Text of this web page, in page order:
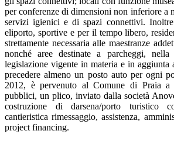
per conferenze di dimensioni non inferiore a
servizi igienici e di spazi connettivi.
eliporto, sportive e per il tempo libero,
strettamente necessaria alle maestranze
nonché aree destinate a parcheggi,
legislazione vigente in materia e in aggiunta
precedere almeno un posto auto per ogni
2012, è pervenuto al Comune di Praia
pubblici, un plico, inviato dalla società
costruzione di darsena/porto turistico
cantieristica rimessaggio, assistenza,
project financing.